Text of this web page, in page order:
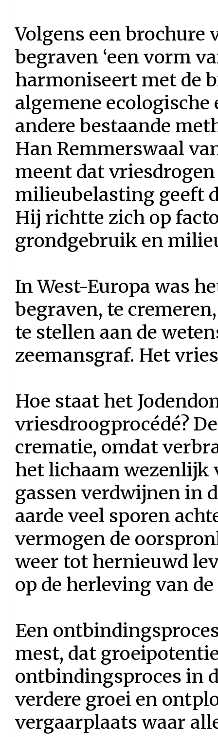
Volgens een brochure
begraven ‘een vorm
harmoniseert met de
algemene
andere bestaande
Han Remmerswaal
meent dat
milieubelasting geeft
Hij richtte zich op
grondgebruik en
In West-Europa was
begraven, te
te stellen aan de
zeemansgraf. Het
Hoe staat het
vriesdroogprocédé?
crematie, omdat
het lichaam wezenlijk
gassen verdwijnen in
aarde veel sporen
vermogen de
weer tot hernieuwd
op de herleving van de
Een
mest, dat
ontbindingsproces in
verdere groei en
vergaarplaats waar